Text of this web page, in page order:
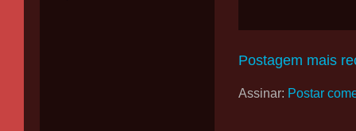
Postagem mais
Assinar: Postar